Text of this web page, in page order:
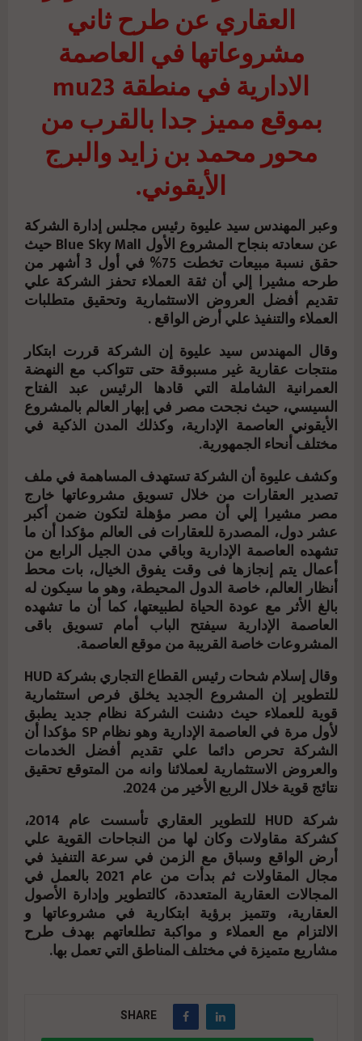
العقاري عن طرح ثاني
مشروعاتها في العاصمة
الادارية في منطقة mu23
بموقع مميز جدا بالقرب من
محور محمد بن زايد والبرج
الأيقوني.
وعبر المهندس سيد عليوة رئيس مجلس إدارة الشركة
عن سعادته بنجاح المشروع الأول Blue Sky Mall حيث
حقق نسبة مبيعات تخطت 75% في أول 3 أشهر من
طرحه مشيرا إلي أن ثقة العملاء تحفز الشركة علي
تقديم أفضل العروض الاستثمارية وتحقيق متطلبات
العملاء والتنفيذ علي أرض الواقع .
وقال المهندس سيد عليوة إن الشركة قررت ابتكار
منتجات عقارية غير مسبوقة حتى تتواكب مع النهضة
العمرانية الشاملة التي قادها الرئيس عبد الفتاح
السيسي، حيث نجحت مصر في إبهار العالم بالمشروع
الأيقوني العاصمة الإدارية، وكذلك المدن الذكية في
مختلف أنحاء الجمهورية.
وكشف عليوة أن الشركة تستهدف المساهمة في ملف
تصدير العقارات من خلال تسويق مشروعاتها خارج
مصر مشيرا إلي أن مصر مؤهلة لتكون ضمن أكبر
عشر دول، المصدرة للعقارات فى العالم مؤكدا أن ما
تشهده العاصمة الإدارية وباقي مدن الجيل الرابع من
أعمال يتم إنجازها فى وقت يفوق الخيال، بات محط
أنظار العالم، خاصة الدول المحيطة، وهو ما سيكون له
بالغ الأثر مع عودة الحياة لطبيعتها، كما أن ما تشهده
العاصمة الإدارية سيفتح الباب أمام تسويق باقى
المشروعات خاصة القريبة من موقع العاصمة.
وقال إسلام شحات رئيس القطاع التجاري بشركة HUD
للتطوير إن المشروع الجديد يخلق فرص استثمارية
قوية للعملاء حيث دشنت الشركة نظام جديد يطبق
لأول مرة في العاصمة الإدارية وهو نظام SP مؤكدا أن
الشركة تحرص دائما علي تقديم أفضل الخدمات
والعروض الاستثمارية لعملائنا وانه من المتوقع تحقيق
نتائج قوية خلال الربع الأخير من 2024.
شركة HUD للتطوير العقاري تأسست عام 2014،
كشركة مقاولات وكان لها من النجاحات القوية علي
أرض الواقع وسباق مع الزمن في سرعة التنفيذ في
مجال المقاولات ثم بدأت من عام 2021 بالعمل في
المجالات العقارية المتعددة، كالتطوير وإدارة الأصول
العقارية، وتتميز برؤية ابتكارية في مشروعاتها و
الالتزام مع العملاء و مواكبة تطلعاتهم بهدف طرح
مشاريع متميزة في مختلف المناطق التي تعمل بها.
SHARE